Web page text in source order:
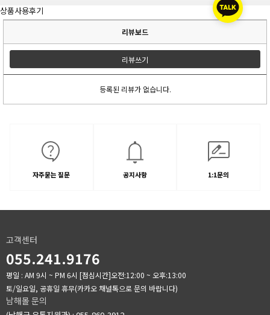
상품사용후기
리뷰보드
리뷰쓰기
등록된 리뷰가 없습니다.
자주묻는 질문 공지사항 1:1문의
고객센터
055.241.9176
평일 : AM 9시 ~ PM 6시 [점심시간]오전:12:00 ~ 오후:13:00
토/일요일, 공휴일 휴무(카카오 채널톡으로 문의 바랍니다)
남해몰 문의